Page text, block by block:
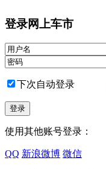
登录网上车市
下次自动登录
使用其他账号登录：
QQ 新浪微博 微信